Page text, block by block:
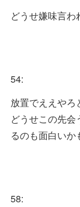
どうせ嫌味言わ
54:
放置でええやろ
どうせこの先
るのも面白いか
58: